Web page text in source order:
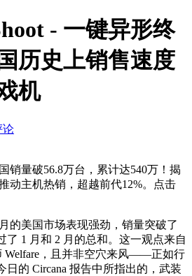
- 一键异形终
历史上销售速度
机
论
销量破56.8万台，累计达540万！揭
动主机热销，超越前代12%。点击
的美国市场表现强劲，销量突破了
了 1 月和 2 月的总和。这一观点来自
Welfare，且并非空穴来风——正如行
日的 Circana 报告中所指出的，武装